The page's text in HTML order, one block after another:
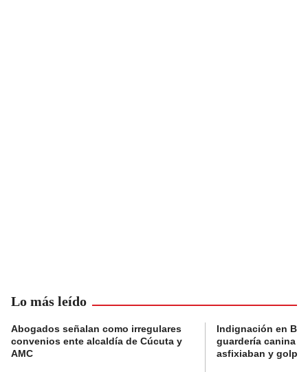
Lo más leído
Abogados señalan como irregulares
convenios ente alcaldía de Cúcuta y
AMC
Indignación en
guardería canina
asfixiaban y